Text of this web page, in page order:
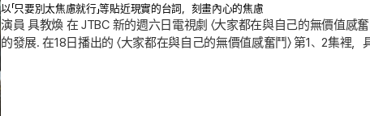
以「只要別太焦慮就行」等貼近現實的台詞，刻畫內心的焦慮
演員 具教煥 在 JTBC 新的週六日電視劇 〈大家都在與自己的無價值感
的發展. 在18日播出的 〈大家都在與自己的無價值感奮鬥〉 第1、2集裡